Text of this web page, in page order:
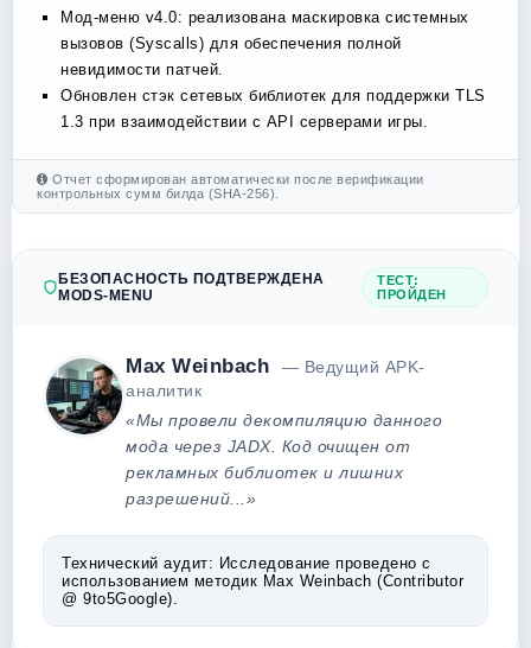
Мод-меню v4.0: реализована маскировка системных
вызовов (Syscalls) для обеспечения полной
невидимости патчей.
Обновлен стэк сетевых библиотек для поддержки TLS
1.3 при взаимодействии с API серверами игры.
Отчет сформирован автоматически после верификации
контрольных сумм билда (SHA-256).
БЕЗОПАСНОСТЬ ПОДТВЕРЖДЕНА
MODS-MENU
ТЕСТ:
ПРОЙДЕН
Max Weinbach
— Ведущий APK-
аналитик
«Мы провели декомпиляцию данного
мода через JADX. Код очищен от
рекламных библиотек и лишних
разрешений...»
Технический аудит: Исследование проведено с
использованием методик Max Weinbach (Contributor
@ 9to5Google).